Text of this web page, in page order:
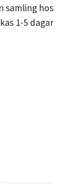
samling hos
1-5 dagar